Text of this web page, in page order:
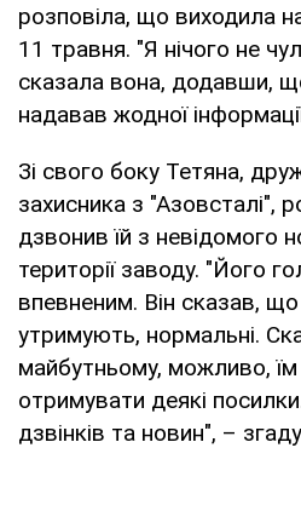
розповіла, що виходила
11 травня. "Я нічого не
сказала вона, додавши,
надавав жодної
Зі свого боку Тетяна,
захисника з "Азовсталі",
дзвонив їй з невідомого
території заводу. "Його
впевненим. Він сказав,
утримують, нормальні.
майбутньому, можливо,
отримувати деякі
дзвінків та новин", –